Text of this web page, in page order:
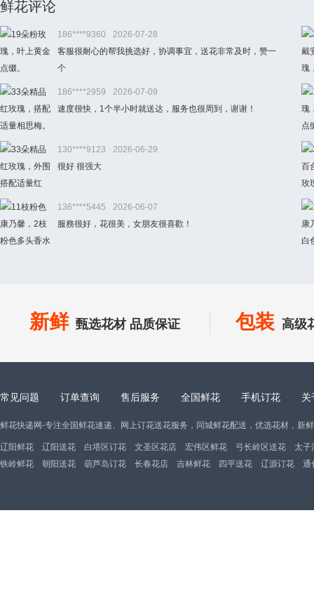
鲜花评论
186****9360
2026-07-28
客服很耐心的帮我挑选好，协调事宜，送花非常及时，赞一
个
186****2959
2026-07-09
速度很快，1个半小时就送达，服务也很周到，谢谢！
130****9123
2026-06-29
很好 很强大
136****5445
2026-06-07
服務很好，花很美，女朋友很喜歡！
新鲜 甄选花材 品质保证 包装 高级
常见问题 订单查询 售后服务 全国鲜花 手机订花 关
鲜花快递网-专注全国鲜花速递、网上订花送花服务，同城鲜花配送，优选花材，新
辽阳鲜花 辽阳送花 白塔区订花 文圣区花店 宏伟区鲜花 弓长岭区送花
太子
铁岭鲜花
朝阳送花 葫芦岛订花 长春花店 吉林鲜花 四平送花 辽源订花 通